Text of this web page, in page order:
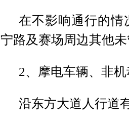
在不影响通行的情
宁路及赛场周边其他
2、摩电车辆、非
沿东方大道人行道